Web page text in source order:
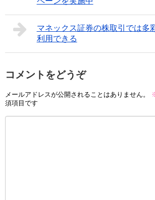
マネックス証券の株取引では多
利用できる
コメントをどうぞ
メールアドレスが公開されることはありません。
須項目です